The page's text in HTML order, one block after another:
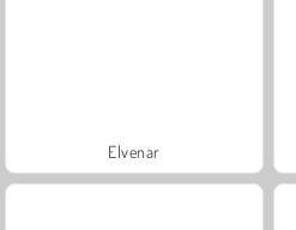
Elvenar